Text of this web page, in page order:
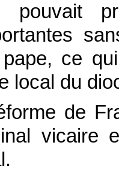
pouvait
ce
local du
de
vicaire